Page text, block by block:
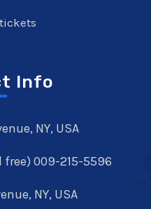
Info
NY, USA
009-215-5596
NY, USA